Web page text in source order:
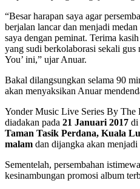
“Besar harapan saya agar
berjalan lancar dan menjadi
saya dengan peminat. Terima
yang sudi berkolaborasi sekali
You’ ini,” ujar Anuar.
Bakal dilangsungkan selama 90
akan menyaksikan Anuar
Yonder Music Live Series By
diadakan pada 21 Januari 2017 di
Taman Tasik Perdana, Kuala
malam dan dijangka akan
Sementelah, persembahan
kesinambungan promosi album